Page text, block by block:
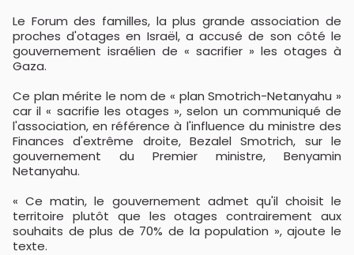
Le Forum des familles, la plus grande association de
proches d'otages en Israël, a accusé de son côté le
gouvernement israélien de « sacrifier » les otages à
Gaza.
Ce plan mérite le nom de « plan Smotrich-Netanyahu »
car il « sacrifie les otages », selon un communiqué de
l'association, en référence à l'influence du ministre des
Finances d'extrême droite, Bezalel Smotrich, sur le
gouvernement du Premier ministre, Benyamin
Netanyahu.
« Ce matin, le gouvernement admet qu'il choisit le
territoire plutôt que les otages contrairement aux
souhaits de plus de 70% de la population », ajoute le
texte.